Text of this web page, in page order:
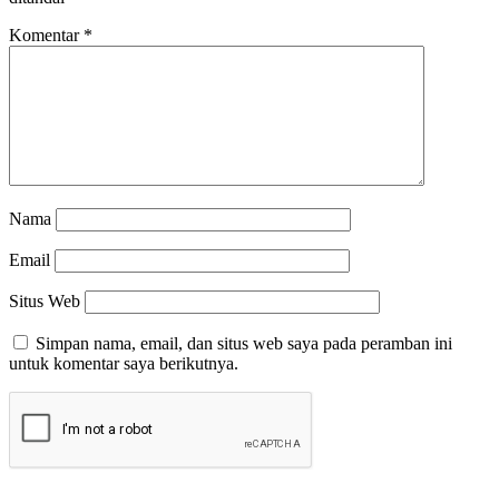
Komentar *
Nama
Email
Situs Web
Simpan nama, email, dan situs web saya pada peramban ini
untuk komentar saya berikutnya.